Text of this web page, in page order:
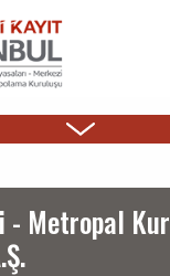
İHRAÇÇI
Girişi
- Metropal